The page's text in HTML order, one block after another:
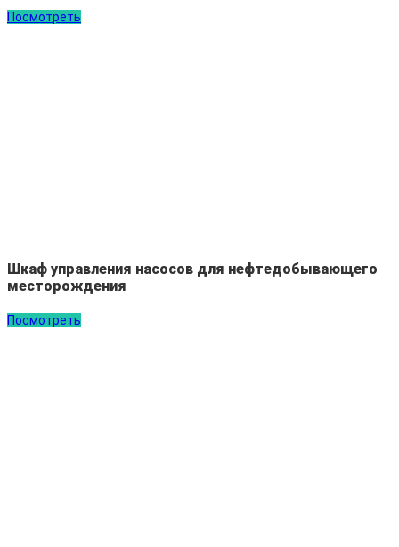
Посмотреть
Шкаф управления насосов для нефтедобывающего
месторождения
Посмотреть